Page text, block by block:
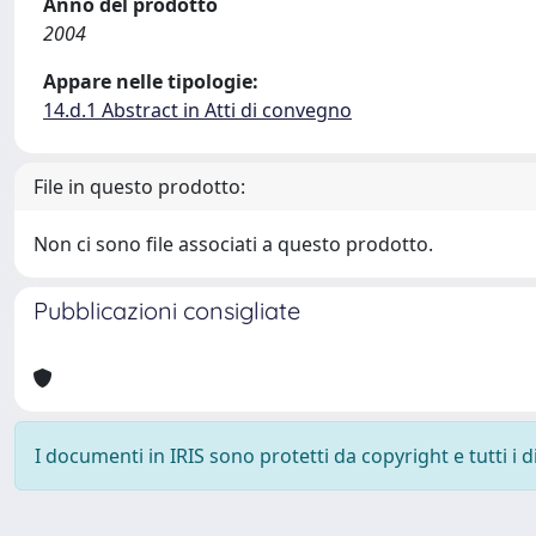
2004
Appare nelle tipologie:
14.d.1 Abstract in Atti di convegno
File in questo prodotto:
Non ci sono file associati a questo prodotto.
Pubblicazioni consigliate
I documenti in IRIS sono protetti da copyright e tutti i